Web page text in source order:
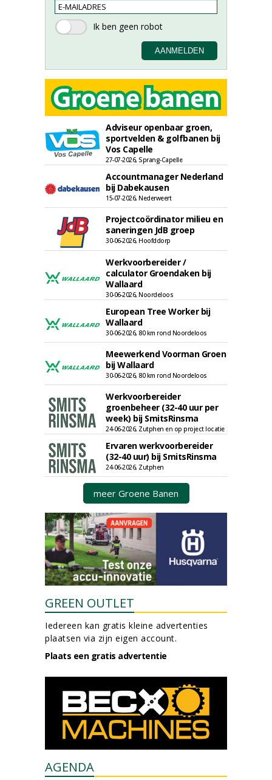
Adviseur openbaar groen,
sportvelden & golfbanen bij
Vos Capelle
27-07-2026, Sprang-Capelle
Accountmanager Nederland
bij Dabekausen
15-07-2026, Nederweert
Projectcoördinator milieu en
saneringen JdB groep
30-06-2026, Hoofddorp
Werkvoorbereider /
calculator Groendaken bij
Wallaard
30-06-2026, Noordeloos
European Tree Worker bij
Wallaard
30-06-2026, 80 km rond Noordeloos
Meewerkend Voorman Groen
bij Wallaard
30-06-2026, 80 km rond Noordeloos
Werkvoorbereider
groenbeheer (32-40 uur per
week) bij SmitsRinsma
24-06-2026, Zutphen en op project locatie
Ervaren werkvoorbereider
(32-40 uur) bij SmitsRinsma
24-06-2026, Zutphen
meer Groene Banen
GREEN OUTLET
Iedereen kan gratis kleine advertenties
plaatsen via zijn eigen account.
Plaats een gratis advertentie
AGENDA